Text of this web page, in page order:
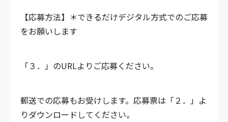
【応募方法】＊できるだけデジタル方式でのご応募
をお願いします
「３．」のURLよりご応募ください。
郵送での応募もお受けします。応募票は「２．」よ
りダウンロードしてください。